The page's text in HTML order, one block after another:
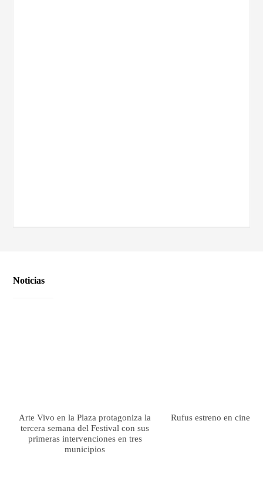
Noticias
Arte Vivo en la Plaza protagoniza la
tercera semana del Festival con sus
primeras intervenciones en tres
municipios
Rufus estreno en cines